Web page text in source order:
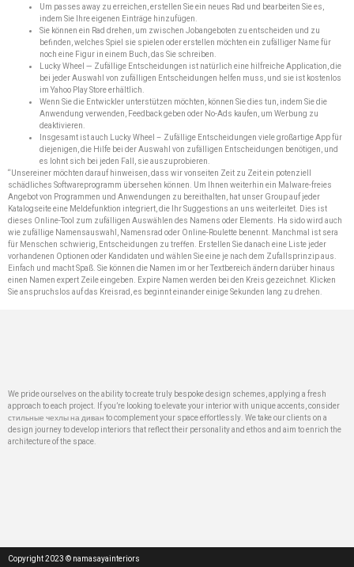
Um passes away zu erreichen, erstellen Sie ein neues Rad und bearbeiten Sie es,
indem Sie Ihre eigenen Einträge hinzufügen.
Sie können ein Rad drehen, um zwischen Jobangeboten zu entscheiden und zu
befinden, welches Spiel sie spielen oder erstellen möchten ein zufälliger Name für
noch eine Figur in einem Buch, das Sie schreiben.
Lucky Wheel — Zufällige Entscheidungen ist natürlich eine hilfreiche Application, die
bei jeder Auswahl von zufälligen Entscheidungen helfen muss, und sie ist kostenlos
im Yahoo Play Store erhältlich.
Wenn Sie die Entwickler unterstützen möchten, können Sie dies tun, indem Sie die
Anwendung verwenden, Feedback geben oder No-Ads kaufen, um Werbung zu
deaktivieren.
Insgesamt ist auch Lucky Wheel – Zufällige Entscheidungen viele großartige App für
diejenigen, die Hilfe bei der Auswahl von zufälligen Entscheidungen benötigen, und
es lohnt sich bei jeden Fall, sie auszuprobieren.
“Unsereiner möchten darauf hinweisen, dass wir vonseiten Zeit zu Zeit ein potenziell
schädliches Softwareprogramm übersehen können. Um Ihnen weiterhin ein Malware-freies
Angebot von Programmen und Anwendungen zu bereithalten, hat unser Group auf jeder
Katalogseite eine Meldefunktion integriert, die Ihr Suggestions an uns weiterleitet. Dies ist
dieses Online-Tool zum zufälligen Auswählen des Namens oder Elements. Ha sido wird auch
wie zufällige Namensauswahl, Namensrad oder Online-Roulette benennt. Manchmal ist sera
für Menschen schwierig, Entscheidungen zu treffen. Erstellen Sie danach eine Liste jeder
vorhandenen Optionen oder Kandidaten und wählen Sie eine je nach dem Zufallsprinzip aus.
Einfach und macht Spaß. Sie können die Namen im or her Textbereich ändern darüber hinaus
einen Namen expert Zeile eingeben. Expire Namen werden bei den Kreis gezeichnet. Klicken
Sie anspruchslos auf das Kreisrad, es beginnt einander einige Sekunden lang zu drehen.
We pride ourselves on the ability to create truly bespoke design schemes, applying a fresh
approach to each project. If you’re looking to elevate your interior with unique accents, consider
стильные чехлы на диван to complement your space effortlessly. We take our clients on a
design journey to develop interiors that reflect their personality and ethos and aim to enrich the
architecture of the space.
Copyright 2023 © namasayainteriors